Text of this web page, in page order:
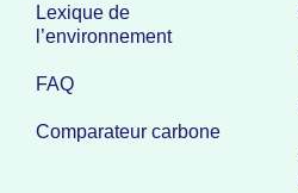
Lexique de
l’environnement
FAQ
Comparateur carbone